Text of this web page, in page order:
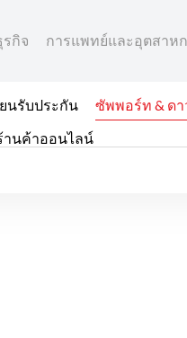
รกิจ การแพทย์และอุตสาห
นรับประกัน
ซัพพอร์ท & ด
านค้าออนไลน์